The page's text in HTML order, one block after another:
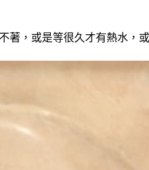
著，或是等很久才有熱水，